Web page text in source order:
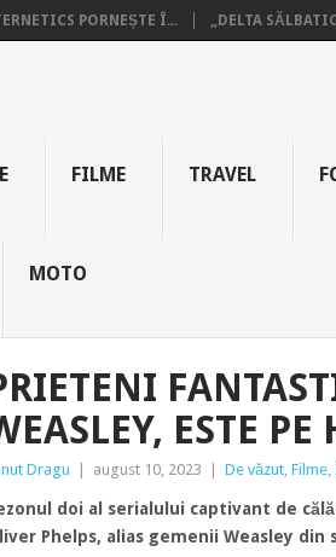
PORNEȘTE Î... „DELTA
FILME TRAVEL
MOTO
ESTE
Dragu august 10, 2023 De văzut, Filme,
doi al serialului captivant de
Phelps, alias gemenii Weasley